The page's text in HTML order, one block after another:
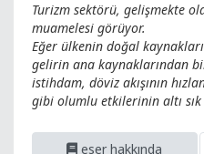
Turizm sektörü, gelişmekte
muamelesi görüyor.
Eğer ülkenin doğal
gelirin ana kaynaklarından
istihdam, döviz akışının
gibi olumlu etkilerinin altı sık
eser hakkında